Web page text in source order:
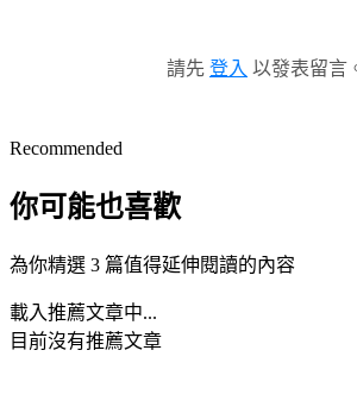
請先 登入 以發表留言
Recommended
你可能也喜歡
為你精選 3 篇值得延伸閱讀的內容
載入推薦文章中...
目前沒有推薦文章